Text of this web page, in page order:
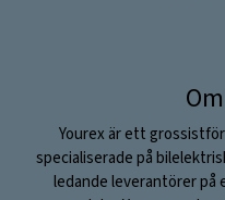
Yourex är ett
specialiserade på
ledande leverantörer på